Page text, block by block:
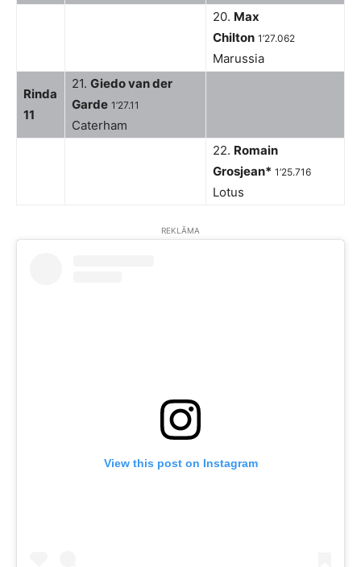
20. Max
Chilton 1’27.062
Marussia
Rinda
11
21. Giedo van der
Garde 1’27.11
Caterham
22. Romain
Grosjean* 1’25.716
Lotus
REKLĀMA
View this post on Instagram